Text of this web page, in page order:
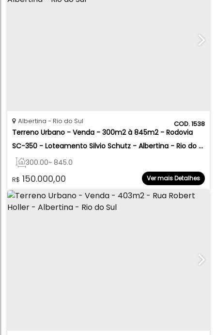
1538
Terreno Urbano - Venda - 300m2 à 845m2 - Rodovia
SC-350 - Loteamento Silvio Schutz - Albertina - Rio do
Sul
R$ 150.000,00
Albertina Rio do Sul
300.00~ 845.00
Ver mais Detalhes